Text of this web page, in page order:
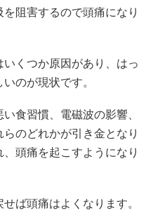
阻害するので頭痛になり
くつか原因があり、はっ
のが現状です。
食習慣、電磁波の影響、
のどれかが引き金となり
頭痛を起こすようになり
ば頭痛はよくなります。